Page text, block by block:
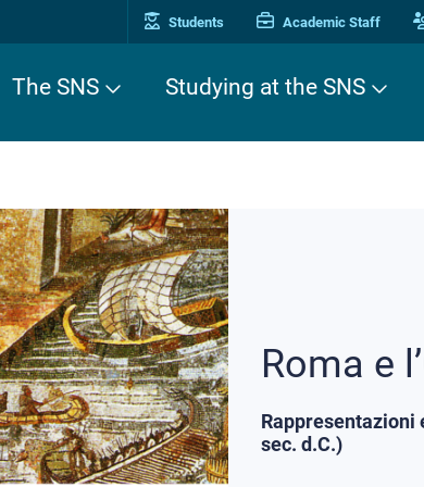
Students Academic Staff
The SNS Studying at the SNS
Roma e
sec. d.C.)